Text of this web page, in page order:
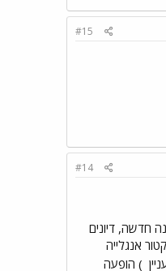
#15
#14
חדשה, דיונים
אנגלייה
) הופעה